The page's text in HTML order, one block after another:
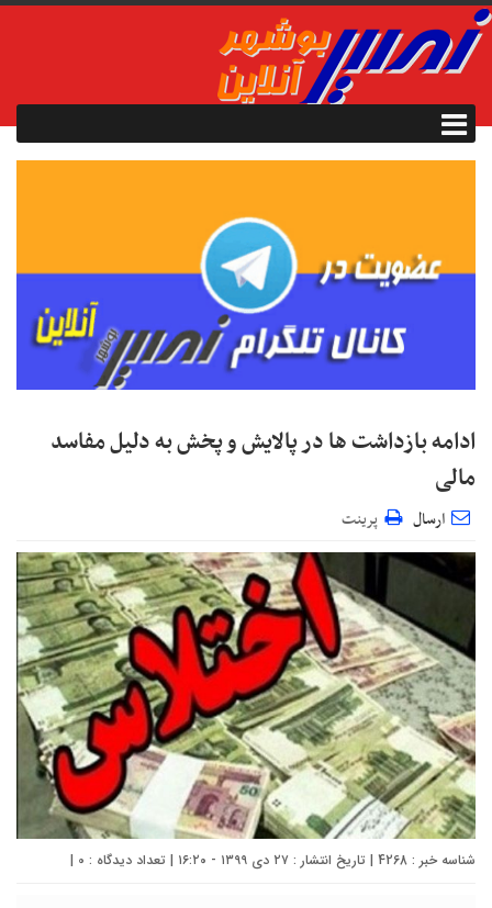
ادامه بازداشت ها در پالایش و پخش به دلیل مفاسد
مالی
ارسال پرینت
شناسه خبر : 4268 | تاریخ انتشار : ۲۷ دی ۱۳۹۹ - ۱۶:۲۰ | تعداد دیدگاه : 0
|